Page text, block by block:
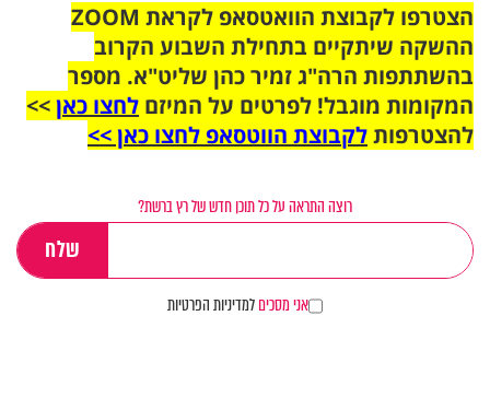
הצטרפו לקבוצת הוואטסאפ לקראת ZOOM
ההשקה שיתקיים בתחילת השבוע הקרוב
בהשתתפות הרה"ג זמיר כהן שליט"א. מספר
המקומות מוגבל! לפרטים על המיזם לחצו כאן>>
להצטרפותלקבוצת הווטסאפ לחצו כאן >>
רוצה התראה על כל תוכן חדש של רץ ברשת?
אני מסכיםלמדיניות הפרטיות